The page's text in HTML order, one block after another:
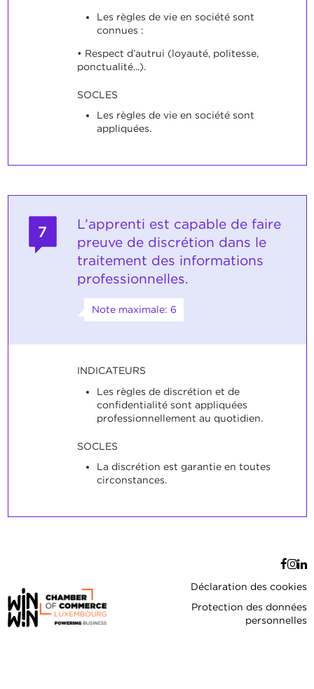
Les règles de vie en société sont
connues :
• Respect d’autrui (loyauté, politesse,
ponctualité...).
SOCLES
Les règles de vie en société sont
appliquées.
7
L’apprenti est capable de faire
preuve de discrétion dans le
traitement des informations
professionnelles.
Note maximale: 6
INDICATEURS
Les règles de discrétion et de
confidentialité sont appliquées
professionnellement au quotidien.
SOCLES
La discrétion est garantie en toutes
circonstances.
Déclaration des cookies
Protection des données
personnelles